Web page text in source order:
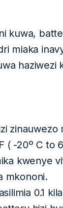
kuwa,
miaka
haziwezi
zinauwezo
( -20º C to
kwenye
mkononi.
0.1